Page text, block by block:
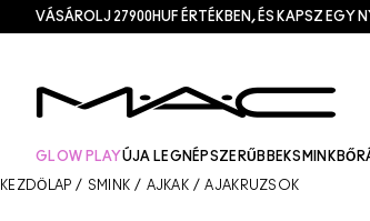
VÁSÁROLJ 27900HUF ÉRTÉKBEN, ÉS KAPSZ EGY
GLOW PLAYÚJA LEGNÉPSZERŰBBEKSMINK
KEZDŐLAP / SMINK / AJKAK / AJAKRÚZSOK